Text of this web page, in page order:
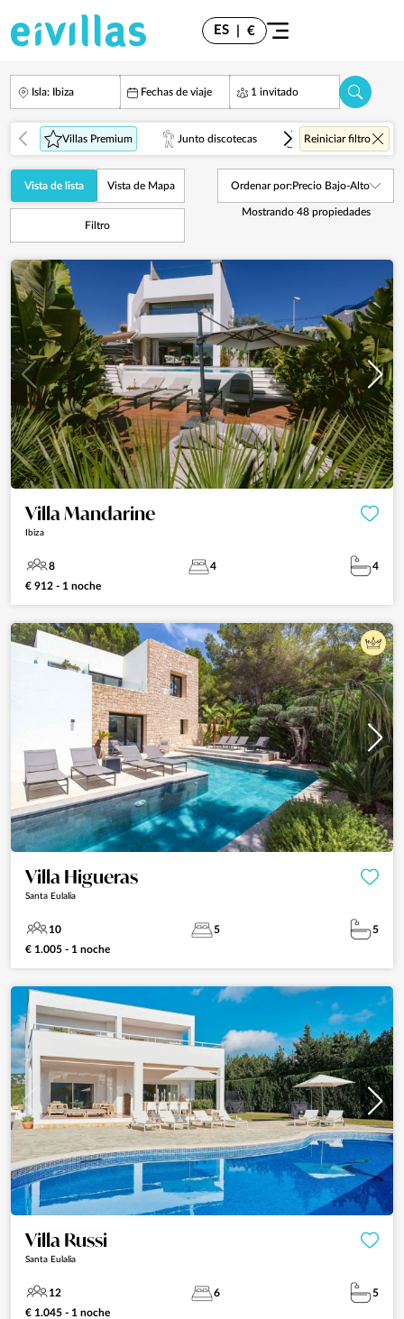
ES €
Isla: Ibiza Fechas de viaje 1 invitado
Villas Premium Junto discotecas Vistas al Mar
Reiniciar filtro
Vista de lista Vista de Mapa
Filtro
Mostrando 48propiedades
Ordenar por:Precio Bajo-Alto
Villa Mandarine
Ibiza
8 4
4
€ 912 - 1 noche
Villa Higueras
Santa Eulalia
10 5
5
€ 1.005 - 1 noche
Villa Russi
Santa Eulalia
12 6
5
€ 1.045 - 1 noche